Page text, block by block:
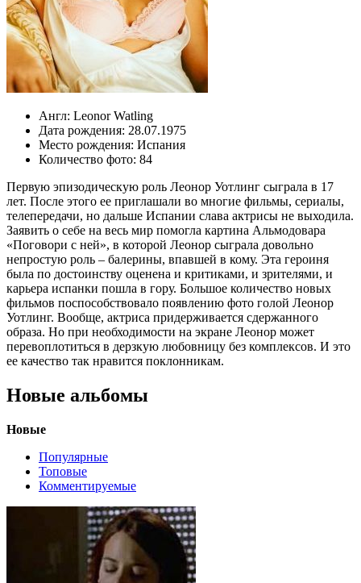
Англ: Leonor Watling
Дата рождения: 28.07.1975
Место рождения: Испания
Количество фото: 84
Первую эпизодическую роль Леонор Уотлинг сыграла в 17
лет. После этого ее приглашали во многие фильмы, сериалы,
телепередачи, но дальше Испании слава актрисы не выходила.
Заявить о себе на весь мир помогла картина Альмодовара
«Поговори с ней», в которой Леонор сыграла довольно
непростую роль – балерины, впавшей в кому. Эта героиня
была по достоинству оценена и критиками, и зрителями, и
карьера испанки пошла в гору. Большое количество новых
фильмов поспособствовало появлению фото голой Леонор
Уотлинг. Вообще, актриса придерживается сдержанного
образа. Но при необходимости на экране Леонор может
перевоплотиться в дерзкую любовницу без комплексов. И это
ее качество так нравится поклонникам.
Новые альбомы
Новые
Популярные
Топовые
Комментируемые